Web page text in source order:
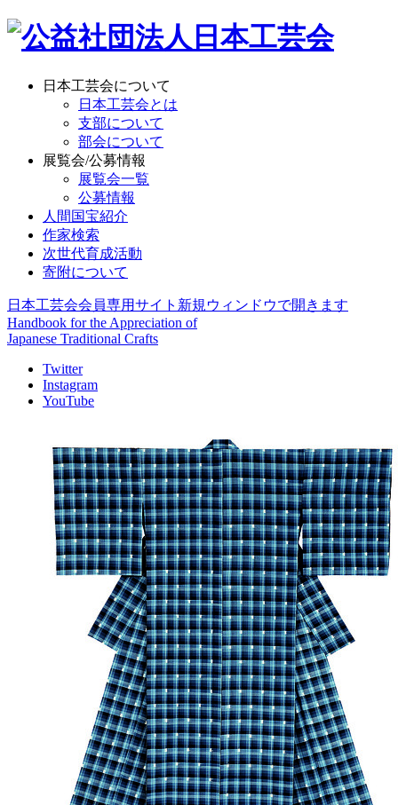
日本工芸会について
日本工芸会とは
支部について
部会について
展覧会/公募情報
展覧会一覧
公募情報
人間国宝紹介
作家検索
次世代育成活動
寄附について
日本工芸会会員専用サイト 新規ウィンドウで開きます
Handbook for the Appreciation of
Japanese Traditional Crafts
Twitter
Instagram
YouTube